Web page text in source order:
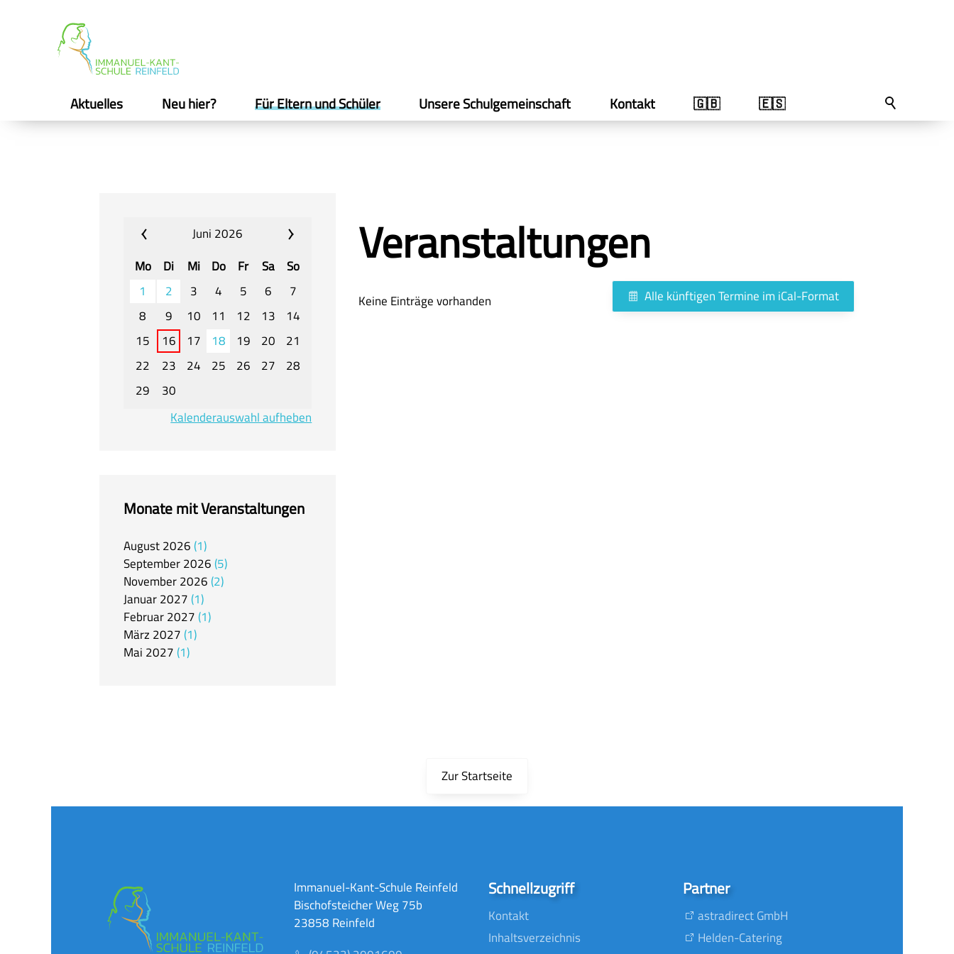
Aktuelles Neu hier? Für Eltern und Schüler Unsere Schulgemeinschaft Kontakt 🇬🇧 🇪🇸
Juni 2026
Mo
Di Mi Do Fr Sa
So
1
2 3 4 5 6
7
8
9 10 11 12 13
14
15
16 17 18 19 20
21
22
23 24 25 26 27
28
29
30
Kalenderauswahl aufheben
Monate mit Veranstaltungen
August2026 1
September2026 5
November2026 2
Januar2027 1
Februar2027 1
März 2027 1
Mai 2027 1
Veranstaltungen
Alle künftigen Termine im iCal-Format
Keine Einträge vorhanden
Zur Startseite
Immanuel-Kant-Schule Reinfeld
Bischofsteicher Weg 75b
23858 Reinfeld
Schnellzugriff
Kontakt
Inhaltsverzeichnis
Partner
astradirect GmbH
Helden-Catering